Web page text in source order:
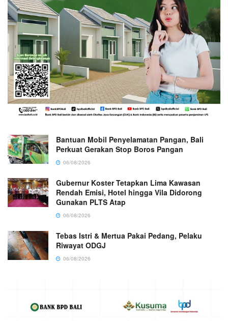
Bantuan Mobil Penyelamatan Pangan, Bali
Perkuat Gerakan Stop Boros Pangan
06/08/2026
Gubernur Koster Tetapkan Lima Kawasan
Rendah Emisi, Hotel hingga Vila Didorong
Gunakan PLTS Atap
06/08/2026
Tebas Istri & Mertua Pakai Pedang, Pelaku
Riwayat ODGJ
06/08/2026